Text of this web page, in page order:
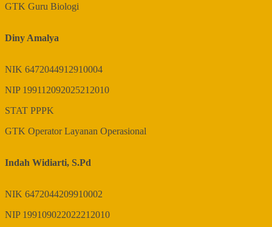
GTK Guru Biologi
Diny Amalya
NIK 6472044912910004
NIP 199112092025212010
STAT PPPK
GTK Operator Layanan Operasional
Indah Widiarti, S.Pd
NIK 6472044209910002
NIP 199109022022212010